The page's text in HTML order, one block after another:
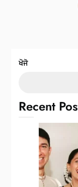
ਖੋਜੋ
Recent